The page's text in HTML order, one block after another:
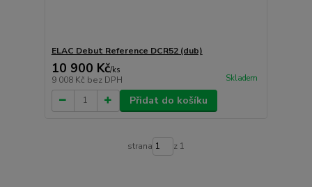
ELAC Debut Reference DCR52 (dub)
10 900 Kč/ks
9 008 Kč bez DPH Skladem
Přidat do košíku
strana z 1